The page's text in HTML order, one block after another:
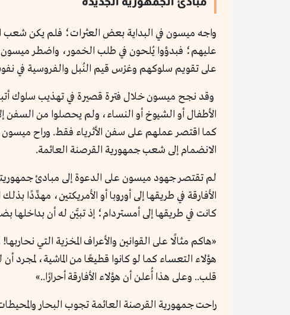
واجه ميسون في البداية بعض العثرات؛ فلم يكن شعب
عليهم؛ فبدؤوا يُلحون في طلب الخمور، واضطر ميسون
على تقويم سلوكهم وغرْس قيم النُبل والفروسية في
وقد نجح ميسون خلال فترة قصيرة في تهذيب سلوك
الأطفال أو الشيوخ أو النساء، ولم يحصلوا من السفن
كما اقتصر عملهم على سفن الأثرياء فقط. وراح
الانضمام إلى شعب جمهورية القرصنة العائمة.
لم تقتصر جهود ميسون على الدعوة إلى مبادئ
الأفارقة في طريقها إلى أوروبا أو الأمريكتين، مهدِّدًا
كانت في طريقها إلى أمستردام؛ إذ تبيَّن له أن بداخلها
«هاكم مثالًا على القوانين والأعراف المخزية التي
هؤلاء التعساء كما لو كانوا قطيعًا من الماشية،
قلب.. وعلى هذا أُعلن أن هؤلاء الأفارقة أحرارًا..»